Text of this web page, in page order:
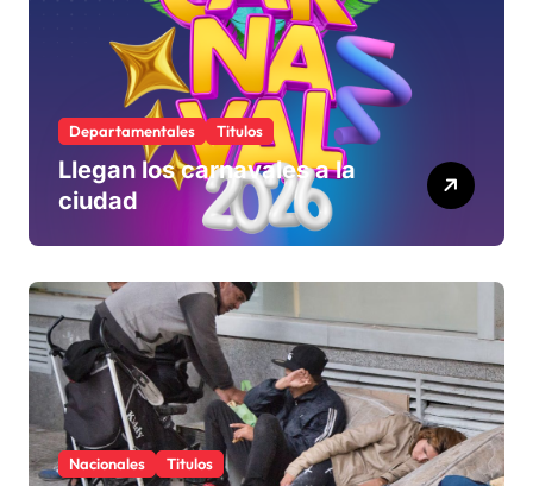
Departamentales Titulos
Llegan los carnavales a la
ciudad
Nacionales Titulos